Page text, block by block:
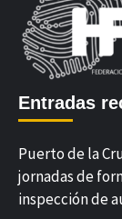
Entradas
Puerto de la
jornadas de
inspección de